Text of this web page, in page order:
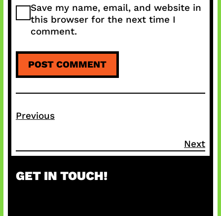
Save my name, email, and website in
this browser for the next time I
comment.
Previous
Next
GET IN TOUCH!